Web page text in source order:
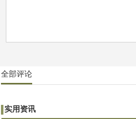
全部评论
实用资讯